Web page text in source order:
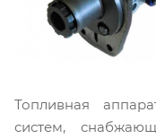
Топливная
систем,